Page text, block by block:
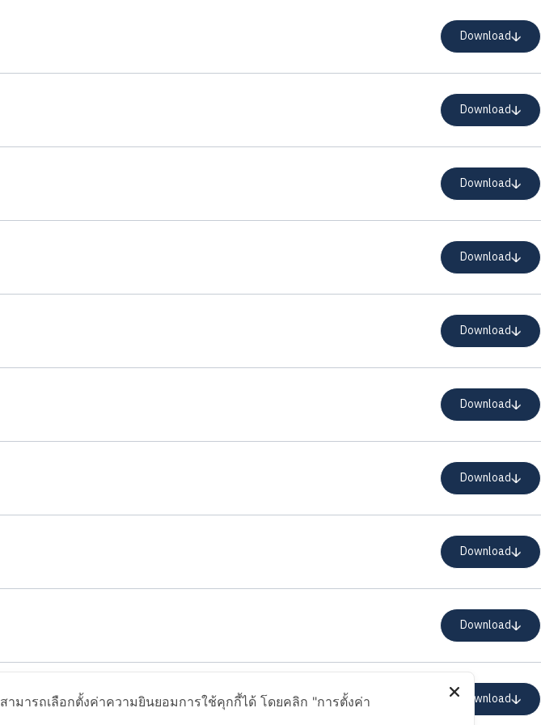
Download
Download
Download
Download
Download
Download
Download
Download
Download
Download
มารถเลือกตั้งค่าความยินยอมการใช้คุกกี้ได้ โดยคลิก "การตั้งค่า